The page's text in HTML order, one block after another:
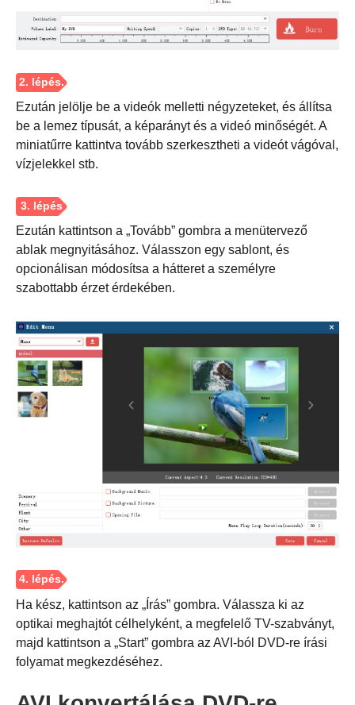
1. lépés.
2. lépés.
Ezután jelölje be a videók melletti négyzeteket, és állítsa
be a lemez típusát, a képarányt és a videó minőségét. A
miniatűrre kattintva tovább szerkesztheti a videót vágóval,
vízjelekkel stb.
Ezután kattintson a „Tovább” gombra a menütervező
ablak megnyitásához. Válasszon egy sablont, és
opcionálisan módosítsa a hátteret a személyre
szabottabb érzet érdekében.
Ha kész, kattintson az „Írás” gombra. Válassza ki az
optikai meghajtót célhelyként, a megfelelő TV-szabványt,
majd kattintson a „Start” gombra az AVI-ból DVD-re írási
folyamat megkezdéséhez.